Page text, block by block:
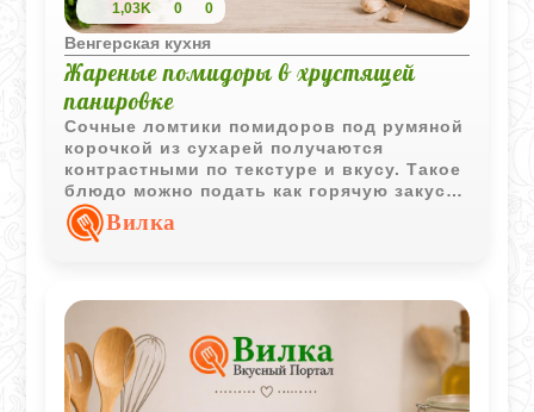
1,03K 0 0
Венгерская кухня
Жареные помидоры в хрустящей
панировке
Сочные ломтики помидоров под румяной
корочкой из сухарей получаются
контрастными по текстуре и вкусу. Такое
блюдо можно подать как горячую закуску
или легкий гарнир.
Вилка